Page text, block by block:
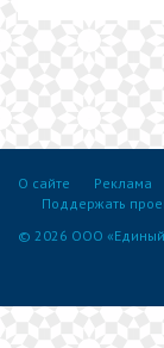
О сайте Реклама
Поддержать
© 2026 ООО «Единый